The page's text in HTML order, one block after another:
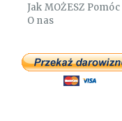
Jak MOŻESZ Pomóc
O nas